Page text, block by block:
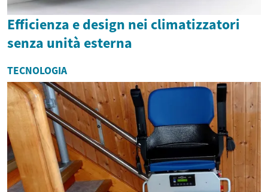
Efficienza e design nei climatizzatori
senza unità esterna
TECNOLOGIA